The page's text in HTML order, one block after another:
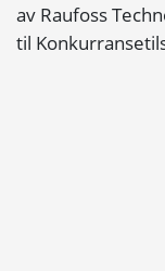
av Raufoss
til